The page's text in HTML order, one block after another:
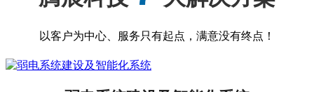
以客户为中心、服务只有起点，满意没有终点！